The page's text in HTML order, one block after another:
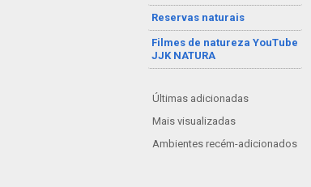
Reservas naturais
Filmes de natureza YouTube
JJK NATURA
Últimas adicionadas
Mais visualizadas
Ambientes recém-adicionados